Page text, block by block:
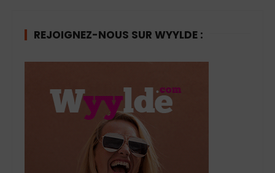
REJOIGNEZ-NOUS SUR WYYLDE :